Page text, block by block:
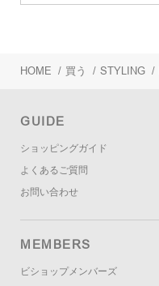
HOME / 買う / STYLING /
GUIDE
ショッピングガイド
よくあるご質問
お問い合わせ
MEMBERS
ビショップメンバーズ